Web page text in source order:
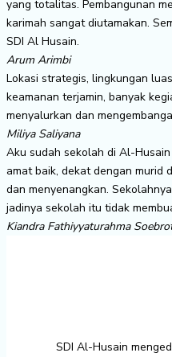
yang totalitas. Pembangunan
karimah sangat diutamakan.
SDI Al Husain.
Arum Arimbi
Lokasi strategis, lingkungan
keamanan terjamin, banyak
menyalurkan dan
Miliya Saliyana
Aku sudah sekolah di Al-
amat baik, dekat dengan murid
dan menyenangkan.
jadinya sekolah itu tidak
Kiandra Fathiyyaturahma
SDI Al-Husain